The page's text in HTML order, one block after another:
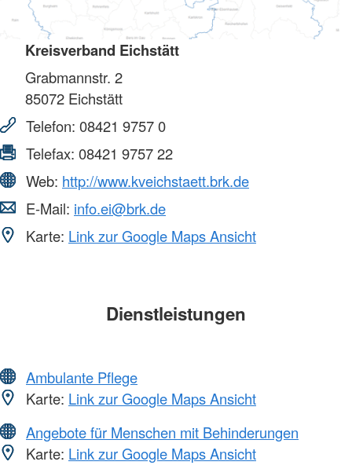
Kreisverband Eichstätt
Grabmannstr. 2
85072 Eichstätt
Telefon: 08421 9757 0
Telefax: 08421 9757 22
Web: http://www.kveichstaett.brk.de
E-Mail: info.ei@brk.de
Karte: Link zur Google Maps Ansicht
Dienstleistungen
Ambulante Pflege
Karte: Link zur Google Maps Ansicht
Angebote für Menschen mit Behinderungen
Karte: Link zur Google Maps Ansicht